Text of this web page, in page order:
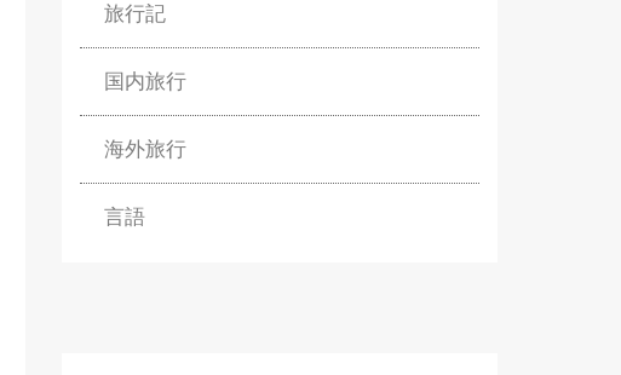
旅行記
国内旅行
海外旅行
言語